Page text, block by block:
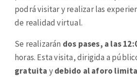
podrá visitar y realizar las
de realidad virtual.
Se realizarán dos pases, a las
horas. Esta visita, dirigida a
gratuita ydebido al aforo